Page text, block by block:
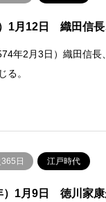
1月12日 織田信
年2月3日）織田信
る。
日 江戸時代
）1月9日 徳川家